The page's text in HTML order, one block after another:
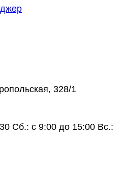
328/1
Сб.: с 9:00 до 15:00 Вс.: